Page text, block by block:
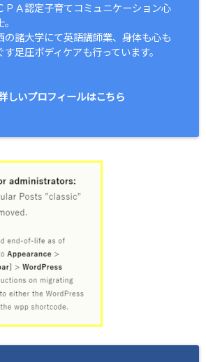
ＰＡ認定子育てコミュニケーション心
の諸大学にて英語講師業、身体も心も
す足圧ボディケアも行っています。
しいプロフィールはこちら